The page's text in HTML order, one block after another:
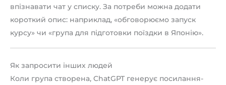
впізнавати чат у списку. За потреби можна додати
короткий опис: наприклад, «обговорюємо запуск
курсу» чи «група для підготовки поїздки в Японію».
Як запросити інших людей
Коли група створена, ChatGPT генерує посилання-